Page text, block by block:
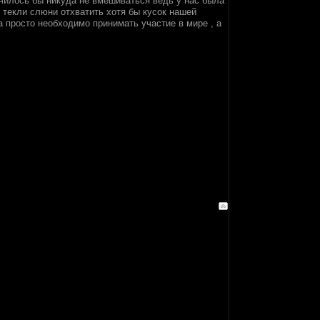
слюни отхватить хотя бы кусок нашей
просто необходимо принимать участие в мире , а